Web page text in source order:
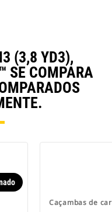
(3,8 YD3),
SE COMPARA
Caçambas de